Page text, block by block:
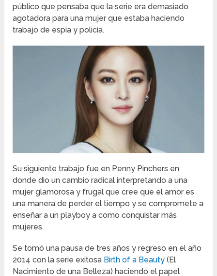
público que pensaba que la serie era demasiado
agotadora para una mujer que estaba haciendo
trabajo de espía y policía.
Su siguiente trabajo fue en Penny Pinchers en
donde dio un cambio radical interpretando a una
mujer glamorosa y frugal que cree que el amor es
una manera de perder el tiempo y se compromete a
enseñar a un playboy a como conquistar más
mujeres.
Se tomó una pausa de tres años y regreso en el año
2014 con la serie exitosa Birth of a Beauty (El
Nacimiento de una Belleza) haciendo el papel